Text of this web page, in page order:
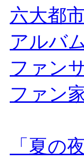
六大都
アルバ
ファン
ファン
「夏の